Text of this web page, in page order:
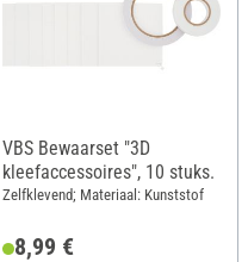
VBS Bewaarset "3D
kleefaccessoires", 10 stuks.
Zelfklevend; Materiaal: Kunststof
8,99 €